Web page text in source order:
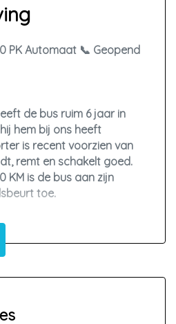
PK Automaat 📞 Geopend
de bus ruim 6 jaar in
hem bij ons heeft
is recent voorzien van
remt en schakelt goed.
KM is de bus aan zijn
toe.
en kilometerstand in
lichte restyle deukjes, en